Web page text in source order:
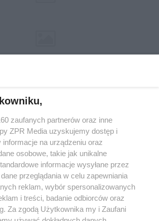
w serwisie nie może być powielany i
dalej rozpowszechniany w jakikolwiek sposób (w
lub mechaniczny) na jakimkolwiek polu
formie, włącznie z umieszczaniem w
zgody właściciela praw. Jakiekolwiek użycie lub
w całości lub w części z naruszeniem prawa,
jest zabronione pod groźbą kary i może być
zaufanych partnerów oraz inne
ZPR Media uzyskujemy dostęp i
informacje na urządzeniu oraz
osobowe, takie jak unikalne
informacje wysyłane przez
przeglądania w celu zapewniania
reklam, wybór spersonalizowanych
i treści, badanie odbiorców oraz
Za zgodą Użytkownika my i Zaufani